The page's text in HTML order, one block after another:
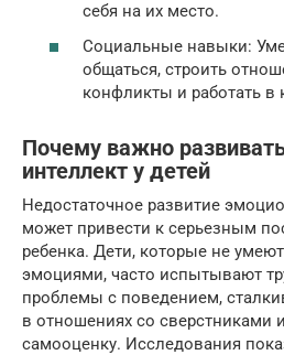
себя на их место.
Социальные навыки:
общаться, строить
конфликты и работать в
Почему важно
интеллект у детей
Недостаточное развитие
может привести к серьезным
ребенка. Дети, которые не
эмоциями, часто испытывают
проблемы с поведением,
в отношениях со
самооценку. Исследования